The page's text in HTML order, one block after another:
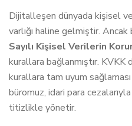
Dijitalleşen dünyada kişisel
varlığı haline gelmiştir.
Sayılı Kişisel Verilerin
kurallara bağlanmıştır. KVKK
kurallara tam uyum
büromuz, idari para
titizlikle yönetir.